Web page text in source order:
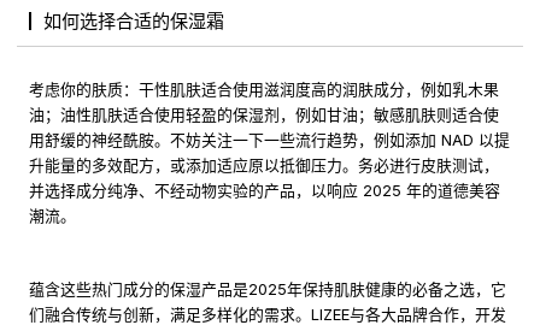
如何选择合适的保湿霜
考虑你的肤质：干性肌肤适合使用滋润度高的润肤成分，例如乳木果
油；油性肌肤适合使用轻盈的保湿剂，例如甘油；敏感肌肤则适合使
用舒缓的神经酰胺。不妨关注一下一些流行趋势，例如添加 NAD 以提
升能量的多效配方，或添加适应原以抵御压力。务必进行皮肤测试，
并选择成分纯净、不经动物实验的产品，以响应 2025 年的道德美容
潮流。
蕴含这些热门成分的保湿产品是2025年保持肌肤健康的必备之选，它
们融合传统与创新，满足多样化的需求。LIZEE与各大品牌合作，开发